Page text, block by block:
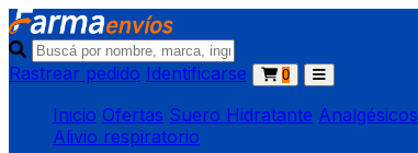
Rastrear pedido Identificarse 0
Inicio Ofertas Suero Hidratante Analgésicos
Alivio respiratorio